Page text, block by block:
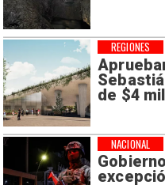
de $4
REGIONES
NACIONAL